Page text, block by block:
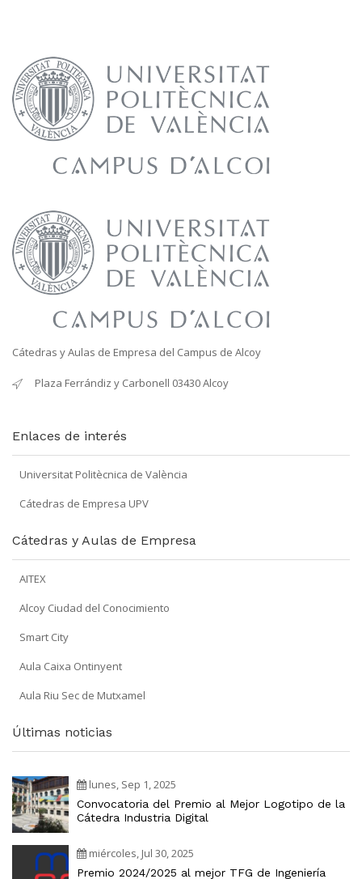
Cátedras y Aulas de Empresa del Campus de Alcoy
Plaza Ferrándiz y Carbonell 03430 Alcoy
Enlaces de interés
Universitat Politècnica de València
Cátedras de Empresa UPV
Cátedras y Aulas de Empresa
AITEX
Alcoy Ciudad del Conocimiento
Smart City
Aula Caixa Ontinyent
Aula Riu Sec de Mutxamel
Últimas noticias
lunes, Sep 1, 2025
Convocatoria del Premio al Mejor Logotipo de la
Cátedra Industria Digital
miércoles, Jul 30, 2025
Premio 2024/2025 al mejor TFG de Ingeniería